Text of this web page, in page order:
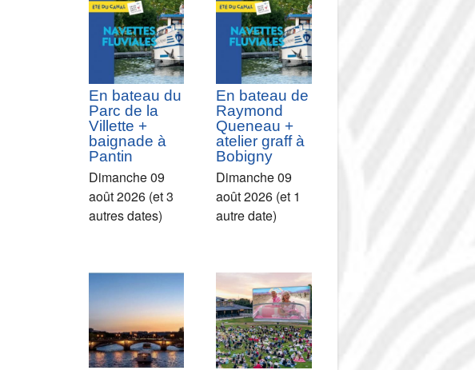
En bateau du
Parc de la
Villette +
baignade à
Pantin
Dimanche 09
août 2026 (et 3
autres dates)
En bateau de
Raymond
Queneau +
atelier graff à
Bobigny
Dimanche 09
août 2026 (et 1
autre date)